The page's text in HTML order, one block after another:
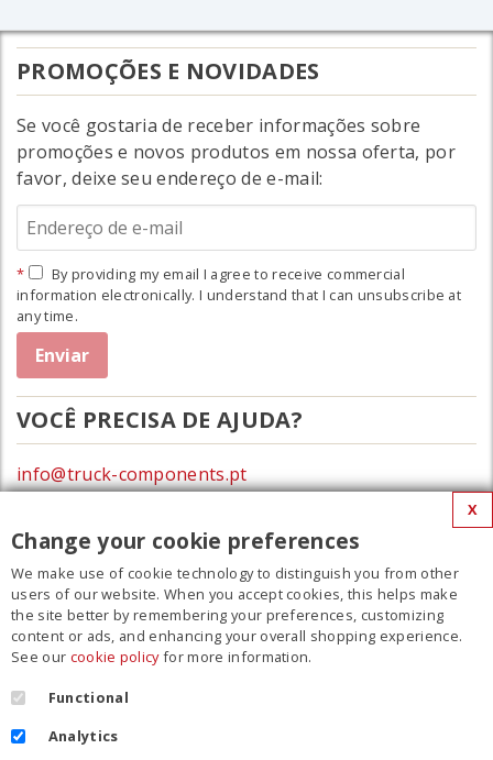
PROMOÇÕES E NOVIDADES
Se você gostaria de receber informações sobre
promoções e novos produtos em nossa oferta, por
favor, deixe seu endereço de e-mail:
By providing my email I agree to receive commercial
information electronically. I understand that I can unsubscribe at
any time.
VOCÊ PRECISA DE AJUDA?
info@truck-components.pt
MENU
Filme
Contato
Regulamento
Política de privacidade
X
Change your cookie preferences
We make use of cookie technology to distinguish you from other
users of our website. When you accept cookies, this helps make
the site better by remembering your preferences, customizing
content or ads, and enhancing your overall shopping experience.
See our cookie policyfor more information.
Functional
Analytics